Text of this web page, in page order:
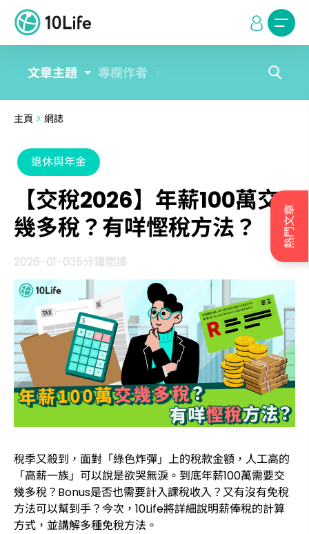
熱門文章
文章主題 專欄作者
主頁 > 網誌
退休與年金
【交稅2026】年薪100萬交
幾多稅？有咩慳稅方法？
2026-01-035分鐘閱讀
稅季又殺到，面對「綠色炸彈」上的稅款金額，人工高的
「高薪一族」可以說是欲哭無淚。到底年薪100萬需要交
幾多稅？Bonus是否也需要計入課稅收入？又有沒有免稅
方法可以幫到手？今次，10Life將詳細說明薪俸稅的計算
方式，並講解多種免稅方法。